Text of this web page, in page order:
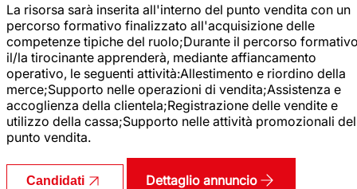
La risorsa sarà inserita all'interno del punto vendita con un
percorso formativo finalizzato all'acquisizione delle
competenze tipiche del ruolo;Durante il percorso
il/la tirocinante apprenderà, mediante affiancamento
operativo, le seguenti attività:Allestimento e riordino della
merce;Supporto nelle operazioni di vendita;Assistenza e
accoglienza della clientela;Registrazione delle vendite e
utilizzo della cassa;Supporto nelle attività promozionali del
punto vendita.
Candidati Dettaglio annuncio